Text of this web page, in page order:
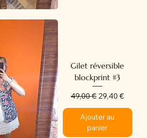
Gilet réversible
blockprint #3
Prix original
49,00 € Prix
29,40 €
Ajouter au
panier